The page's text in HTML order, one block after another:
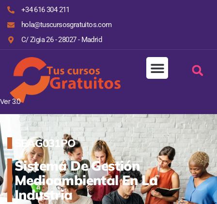
+34 616 304 211
hola@tuscursosgratuitos.com
C/ Zigia 26 - 28027 - Madrid
Ver 3.0
SEAG031PO
Sistema De Gestión
Medioambiental En La
Industria